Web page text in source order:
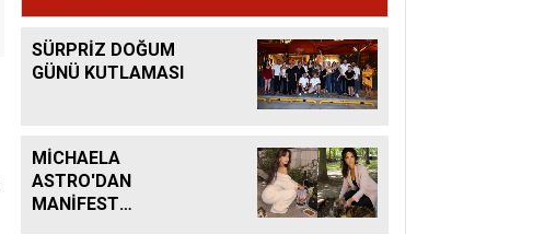
SÜRPRİZ DOĞUM
GÜNÜ KUTLAMASI
MİCHAELA
ASTRO'DAN
MANİFEST